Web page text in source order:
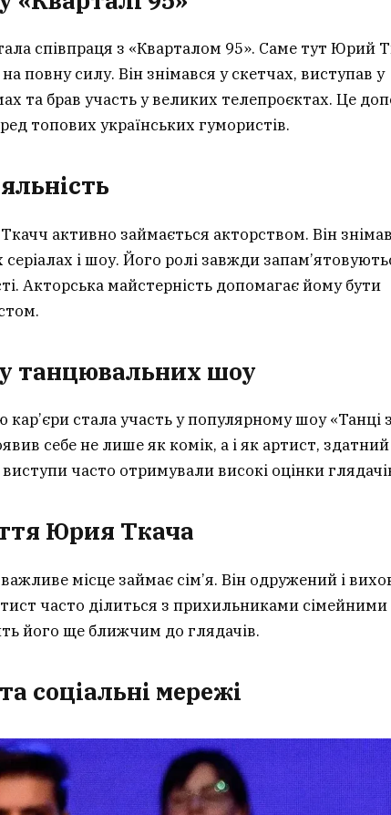
співпраця з «Кварталом 95». Саме тут Юрий
повну силу. Він знімався у скетчах, виступав у
та брав участь у великих телепроєктах. Це
топових українських гумористів.
активно займається акторством. Він
серіалах і шоу. Його ролі завжди
Акторська майстерність допомагає йому бути
танцювальних шоу
стала участь у популярному шоу «Танці
себе не лише як комік, а і як артист,
часто отримували високі оцінки
Юрия Ткача
місце займає сім’я. Він одружений і
часто ділиться з прихильниками сімейними
його ще ближчим до глядачів.
соціальні мережі